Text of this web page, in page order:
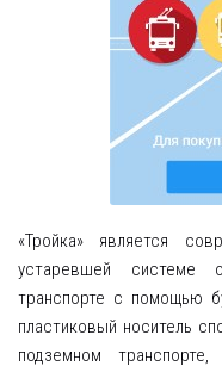
«Тройка» является
устаревшей системе
транспорте с помощью
пластиковый носитель
подземном